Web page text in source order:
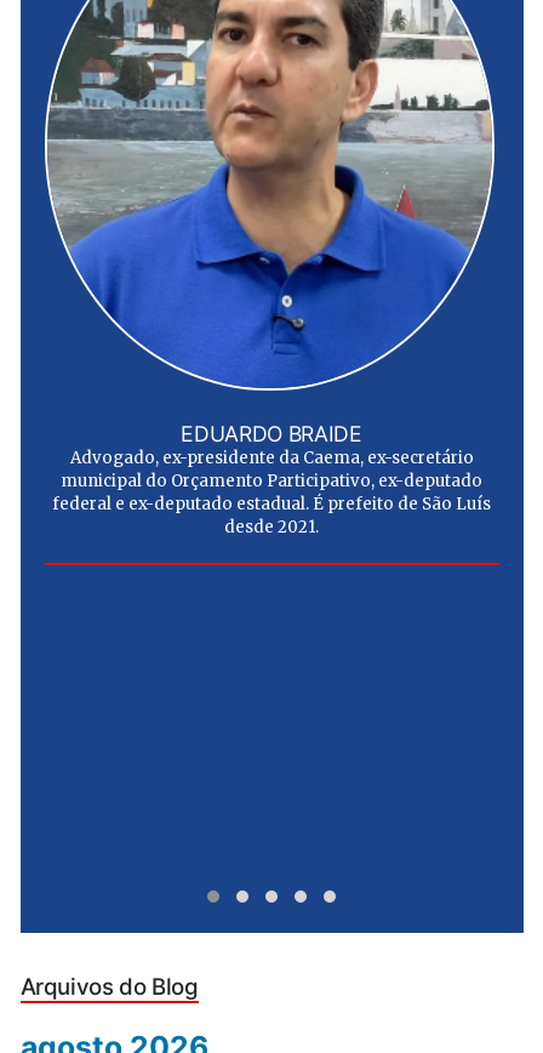
EDUARDO BRAIDE
Advogado, ex-presidente da Caema, ex-secretário
municipal do Orçamento Participativo, ex-deputado
federal e ex-deputado estadual. É prefeito de São Luís
desde 2021.
Arquivos do Blog